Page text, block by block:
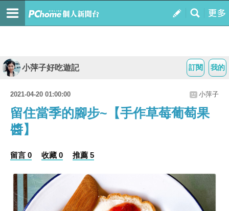
我的
訂閱
小萍子好吃遊記
2021-04-20 01:00:00 小萍子
留住當季的腳步~【手作草莓葡萄果
醬】
留言 0 收藏 0 推薦 5